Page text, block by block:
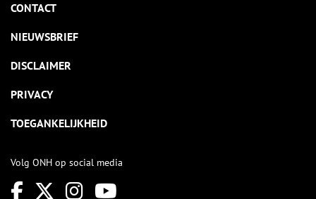
CONTACT
NIEUWSBRIEF
DISCLAIMER
PRIVACY
TOEGANKELIJKHEID
Volg ONH op social media